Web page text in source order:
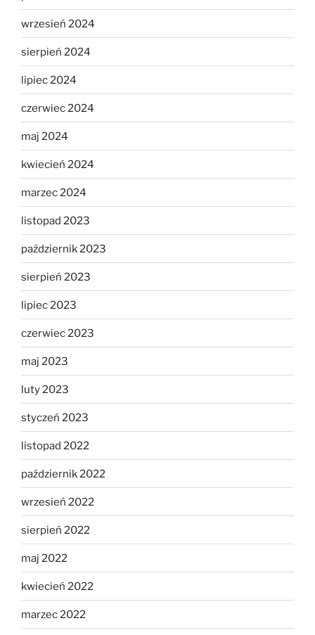
wrzesień 2024
sierpień 2024
lipiec 2024
czerwiec 2024
maj 2024
kwiecień 2024
marzec 2024
listopad 2023
październik 2023
sierpień 2023
lipiec 2023
czerwiec 2023
maj 2023
luty 2023
styczeń 2023
listopad 2022
październik 2022
wrzesień 2022
sierpień 2022
maj 2022
kwiecień 2022
marzec 2022